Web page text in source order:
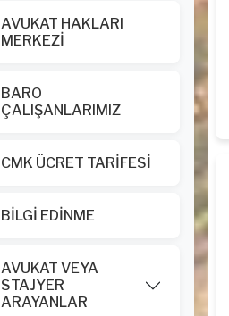
AVUKAT HAKLARI
MERKEZİ
BARO
ÇALIŞANLARIMIZ
CMK ÜCRET TARİFESİ
BİLGİ EDİNME
AVUKAT VEYA
STAJYER
ARAYANLAR